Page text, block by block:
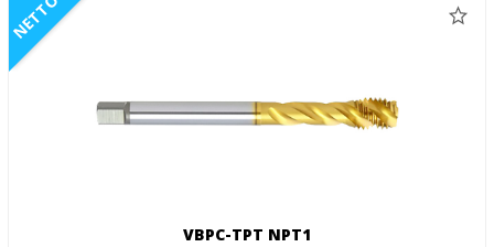
NETTO
VBPC-TPT NPT1